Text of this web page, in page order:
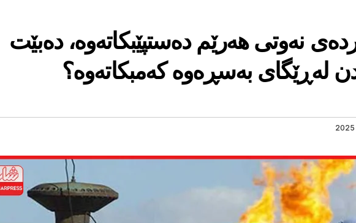
نەوتی هەرێم دەستپێبکاتەوە، دەبێت
لەڕێگای بەسڕەوە کەمبکاتەوە؟